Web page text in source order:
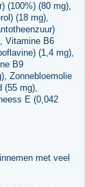
(100%) (80 mg),
(18 mg),
Vitamine B6
(1,4 mg),
B9
Zonnebloemolie
(55 mg),
E (0,042
met veel